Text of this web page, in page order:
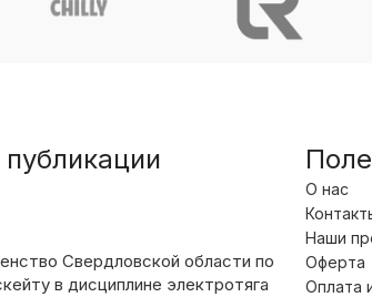
Свердловской области по
в дисциплине электротяга
О нас
Наши
Оферта
Оплата